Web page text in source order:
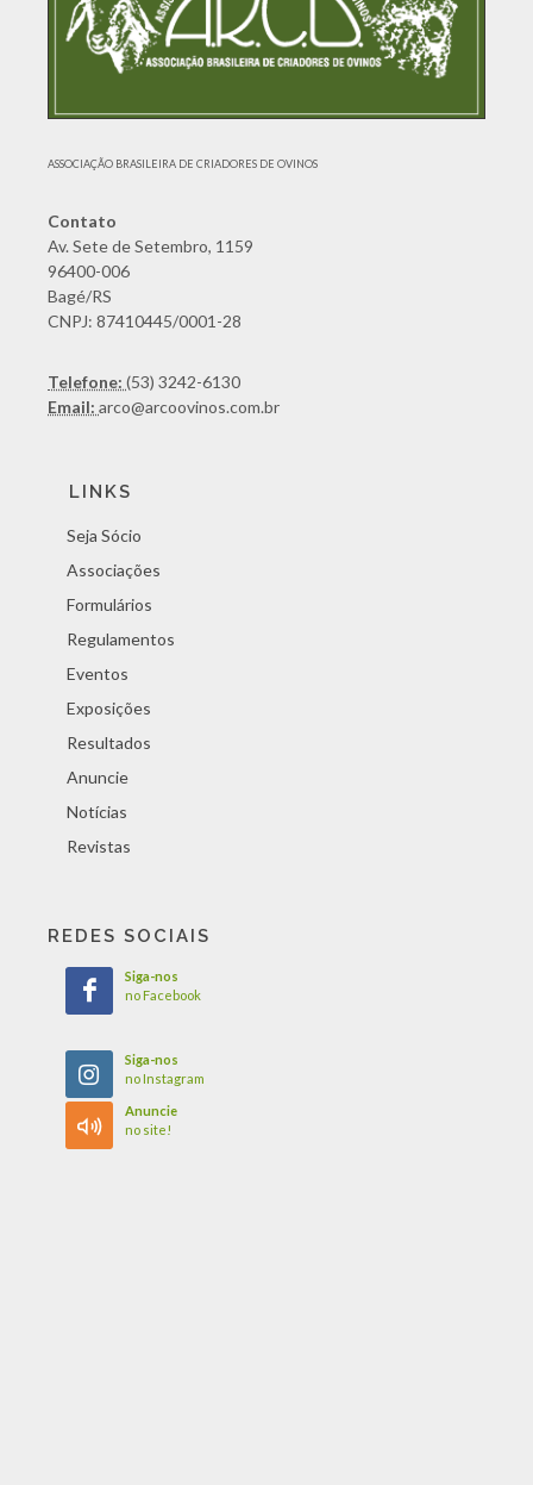
ASSOCIAÇÃO BRASILEIRA DE CRIADORES DE OVINOS
Contato
Av. Sete de Setembro, 1159
96400-006
Bagé/RS
CNPJ: 87410445/0001-28
Telefone: (53) 3242-6130
Email: arco@arcoovinos.com.br
LINKS
Seja Sócio
Associações
Formulários
Regulamentos
Eventos
Exposições
Resultados
Anuncie
Notícias
Revistas
REDES SOCIAIS
Siga-nos
no Facebook
Siga-nos
no Instagram
Anuncie
no site!